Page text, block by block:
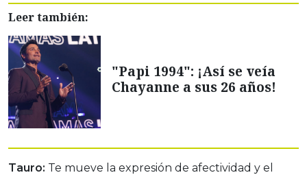
Leer también:
"Papi 1994": ¡Así se veía
Chayanne a sus 26 años!
Tauro: Te mueve la expresión de afectividad y el